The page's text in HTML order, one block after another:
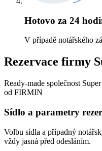
Hotovo za 24
V případě notářského
Rezervace firmy
Ready-made společnost
od FIRMIN
Sídlo a parametry
Volbu sídla a případný
vždy jasná před odesláním.